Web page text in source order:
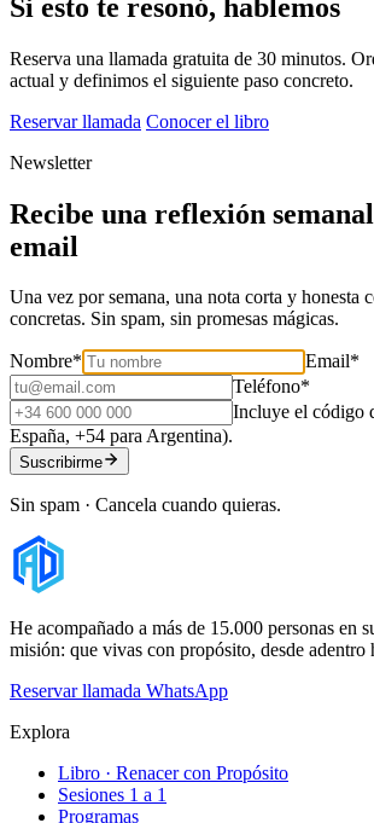
Si esto te resonó, hablemos
Reserva una llamada gratuita de 30 minutos.
actual y definimos el siguiente paso concreto.
Reservar llamada Conocer el libro
Newsletter
Recibe una reflexión
email
Una vez por semana, una nota corta y honesta
concretas. Sin spam, sin promesas mágicas.
Nombre* Email*
Teléfono*
Incluye el código
España, +54 para Argentina).
Suscribirme
Sin spam · Cancela cuando quieras.
He acompañado a más de 15.000 personas en
misión: que vivas con propósito, desde adentro
Reservar llamada WhatsApp
Explora
Libro · Renacer con Propósito
Sesiones 1 a 1
Programas